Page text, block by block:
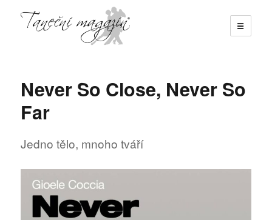
☰
Never So Close, Never So
Far
Jedno tělo, mnoho tváří